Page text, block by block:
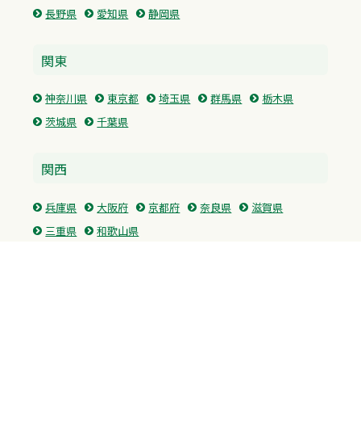
長野県
愛知県 静岡県
関東
神奈川県 東京都 埼玉県 群馬県
栃木県
茨城県
千葉県
関西
兵庫県 大阪府 京都府 奈良県
滋賀県
三重県
和歌山県